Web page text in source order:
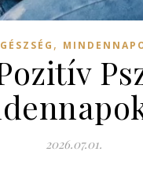
,
2026.07.01.